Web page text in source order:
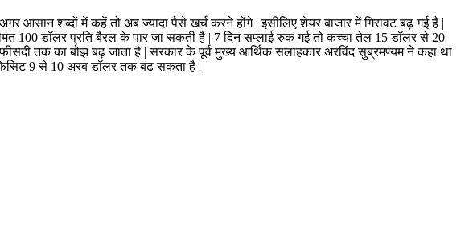
आसान शब्दों में कहें तो अब ज्यादा पैसे खर्च करने होंगे | इसीलिए शेयर बाजार में गिरावट बढ़ गई है |
100 डॉलर प्रति बैरल के पार जा सकती है | 7 दिन सप्लाई रुक गई तो कच्चा तेल 15 डॉलर से 20
तक का बोझ बढ़ जाता है | सरकार के पूर्व मुख्य आर्थिक सलाहकार अरविंद सुब्रमण्यम ने कहा था
9 से 10 अरब डॉलर तक बढ़ सकता है |